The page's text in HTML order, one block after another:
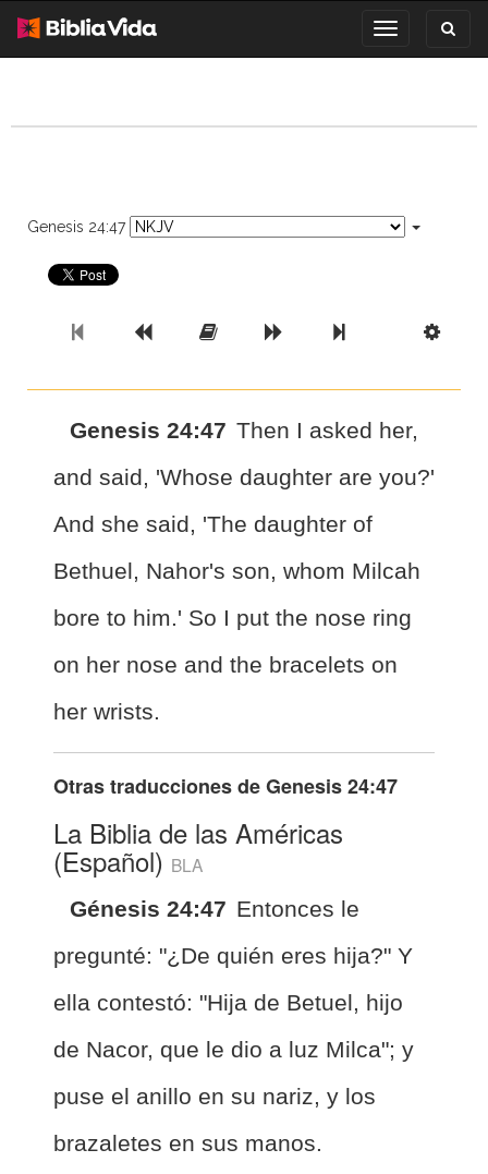
Toggle
navigation
Genesis 24:47
Previous BookPrevious Chapter
Read the Full Chapter
Next Chapter
Next Book
Genesis 24:47 Then I asked her,
and said, 'Whose daughter are you?'
And she said, 'The daughter of
Bethuel, Nahor's son, whom Milcah
bore to him.' So I put the nose ring
on her nose and the bracelets on
her wrists.
Otras traducciones deGenesis 24:47
La Biblia de las Américas
(Español) BLA
Génesis 24:47 Entonces le
pregunté: "¿De quién eres hija?" Y
ella contestó: "Hija de Betuel, hijo
de Nacor, que le dio a luz Milca"; y
puse el anillo en su nariz, y los
brazaletes en sus manos.